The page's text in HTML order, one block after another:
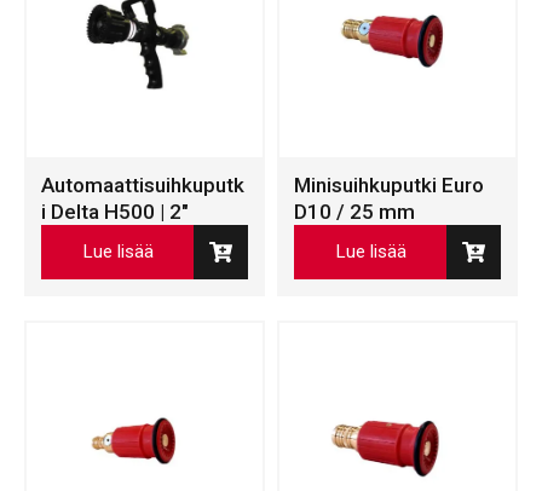
Automaattisuihkuputk
i Delta H500 | 2″
Lue lisää
Minisuihkuputki Euro
D10 / 25 mm
Lue lisää